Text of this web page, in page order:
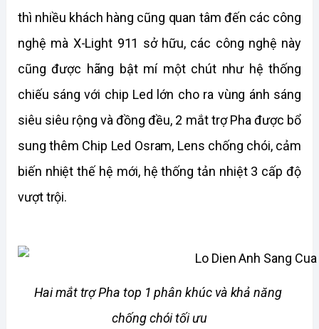
thì nhiều khách hàng cũng quan tâm đến các công
nghệ mà X-Light 911 sở hữu, các công nghệ này
cũng được hãng bật mí một chút như hệ thống
chiếu sáng với chip Led lớn cho ra vùng ánh sáng
siêu siêu rộng và đồng đều, 2 mắt trợ Pha được bổ
sung thêm Chip Led Osram, Lens chống chói, cảm
biến nhiệt thế hệ mới, hệ thống tản nhiệt 3 cấp độ
vượt trội.
Hai mắt trợ Pha top 1 phân khúc và khả năng
chống chói tối ưu